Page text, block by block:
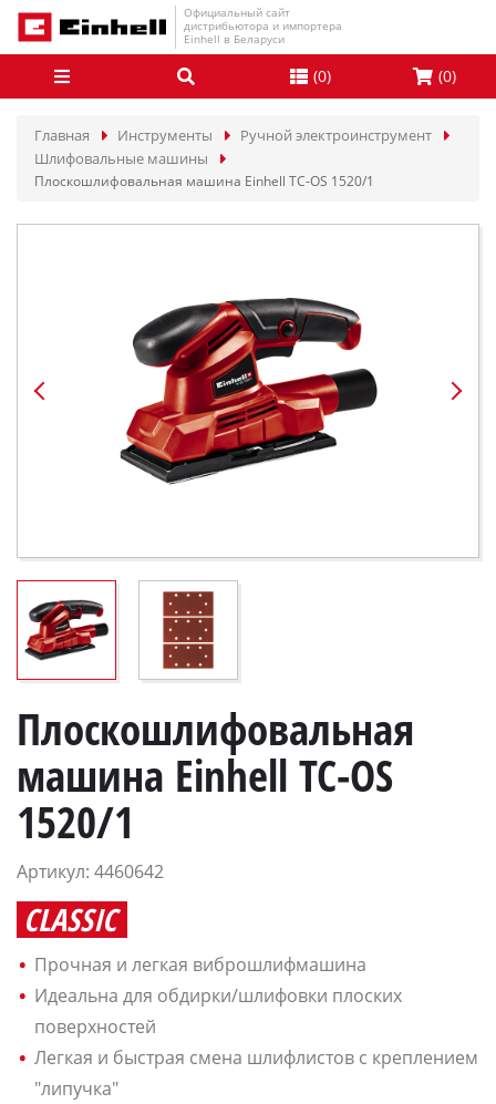
Официальный сайт
дистрибьютора и импортера
Einhell в Беларуси
(0) (0)
Главная Инструменты
Ручной электроинструмент
Шлифовальные машины
Плоскошлифовальная машина Einhell TC-OS 1520/1
Плоскошлифовальная
машина Einhell TC-OS
1520/1
Артикул: 4460642
CLASSIC
Прочная и легкая виброшлифмашина
Идеальна для обдирки/шлифовки плоских
поверхностей
Легкая и быстрая смена шлифлистов с креплением
"липучка"